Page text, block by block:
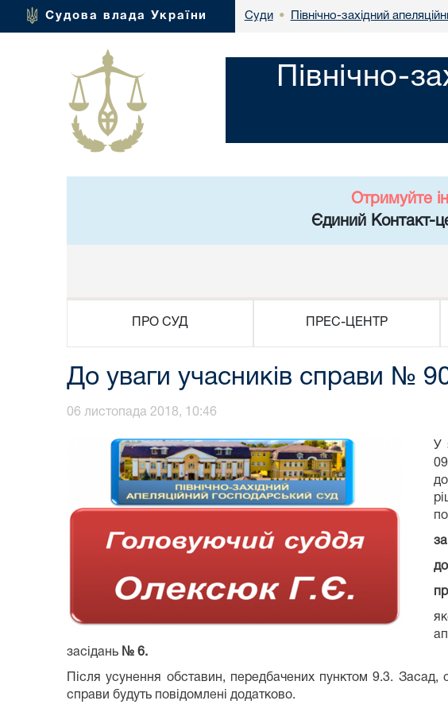
Судова влада України Суди • Північно-західний
Північно-
Отримуйте
Єдиний Контакт-
ПРО СУД ПРЕС-ЦЕНТР
До уваги учасників справи №
06 листопада 2018, 10:46
У
до
засідань № 6.
Після усунення обставин, передбачених пунктом 9.3.
справи будуть повідомлені додатково.